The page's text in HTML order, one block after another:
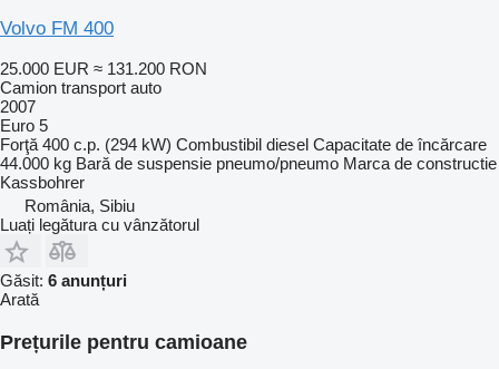
Volvo FM 400
25.000 EUR ≈ 131.200 RON
Camion transport auto
2007
Euro 5
Forţă 400 c.p. (294 kW) Combustibil diesel Capacitate de încărcare
44.000 kg Bară de suspensie pneumo/pneumo Marca de constructie
Kassbohrer
România, Sibiu
Luați legătura cu vânzătorul
Găsit: 6 anunțuri
Arată
Prețurile pentru camioane